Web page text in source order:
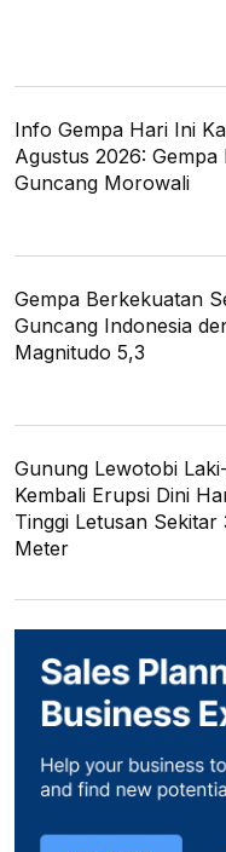
Info Gempa Hari Ini
Agustus 2026: Gempa
Guncang Morowali
Gempa Berkekuatan
Guncang Indonesia
Magnitudo 5,3
Gunung Lewotobi
Kembali Erupsi Dini
Tinggi Letusan Sekitar
Meter